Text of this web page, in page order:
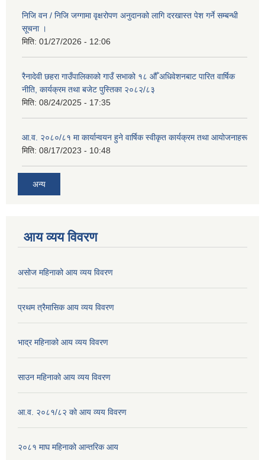
निजि वन / निजि जग्गामा वृक्षरोपण अनुदानको लागि दरखास्त पेश गर्ने सम्बन्धी
सूचना ।
मिति: 01/27/2026 - 12:06
रैनादेवी छहरा गाउँपालिकाको गाउँ सभाको १८ औँ अधिवेशनबाट पारित वार्षिक
नीति, कार्यक्रम तथा बजेट पुस्तिका २०८२/८३
मिति: 08/24/2025 - 17:35
आ.व. २०८०/८१ मा कार्यान्वयन हुने वार्षिक स्वीकृत कार्यक्रम तथा आयोजनाहरू
मिति: 08/17/2023 - 10:48
अन्य
आय व्यय विवरण
असोज महिनाको आय व्यय विवरण
प्रथम त्रैमासिक आय व्यय विवरण
भाद्र महिनाको आय व्यय विवरण
साउन महिनाको आय व्यय विवरण
आ.व. २०८१/८२ को आय व्यय विवरण
२०८१ माघ महिनाको आन्तरिक आय